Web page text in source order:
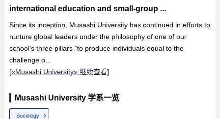
international education and small-group ...
Since its inception, Musashi University has continued in efforts to
nurture global leaders under the philosophy of one of our
school’s three pillars “to produce individuals equal to the
challenge o...
[«Musashi University» 继续查看]
Musashi University 学系一览
Sociology